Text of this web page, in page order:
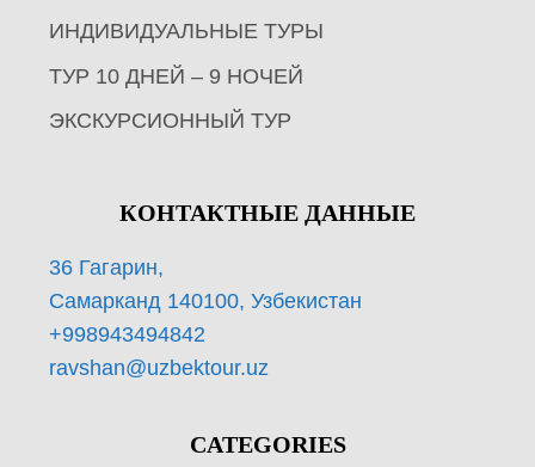
ИНДИВИДУАЛЬНЫЕ ТУРЫ
ТУР 10 ДНЕЙ – 9 НОЧЕЙ
ЭКСКУРСИОННЫЙ ТУР
КОНТАКТНЫЕ ДАННЫЕ
36 Гагарин,
Самарканд 140100, Узбекистан
+998943494842
ravshan@uzbektour.uz
CATEGORIES